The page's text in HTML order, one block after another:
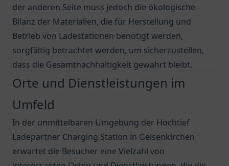
der anderen Seite muss jedoch die ökologische
Bilanz der Materialien, die für Herstellung und
Betrieb von Ladestationen benötigt werden,
sorgfältig betrachtet werden, um sicherzustellen,
dass die Gesamtnachhaltigkeit gewahrt bleibt.
Orte und Dienstleistungen im
Umfeld
In der unmittelbaren Umgebung der Hochtief
Ladepartner Charging Station in Gelsenkirchen
erwartet die Besucher eine Vielzahl von